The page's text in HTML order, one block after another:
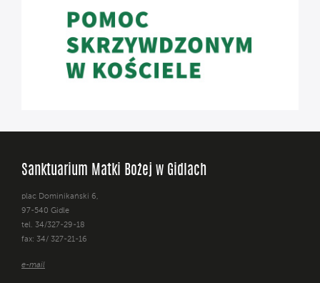
Sanktuarium Matki Bożej w Gidlach
plac Dominikański 6,
97-540 Gidle
tel. 34/327-29-18
fax: 34/ 327-21-16
e-mail